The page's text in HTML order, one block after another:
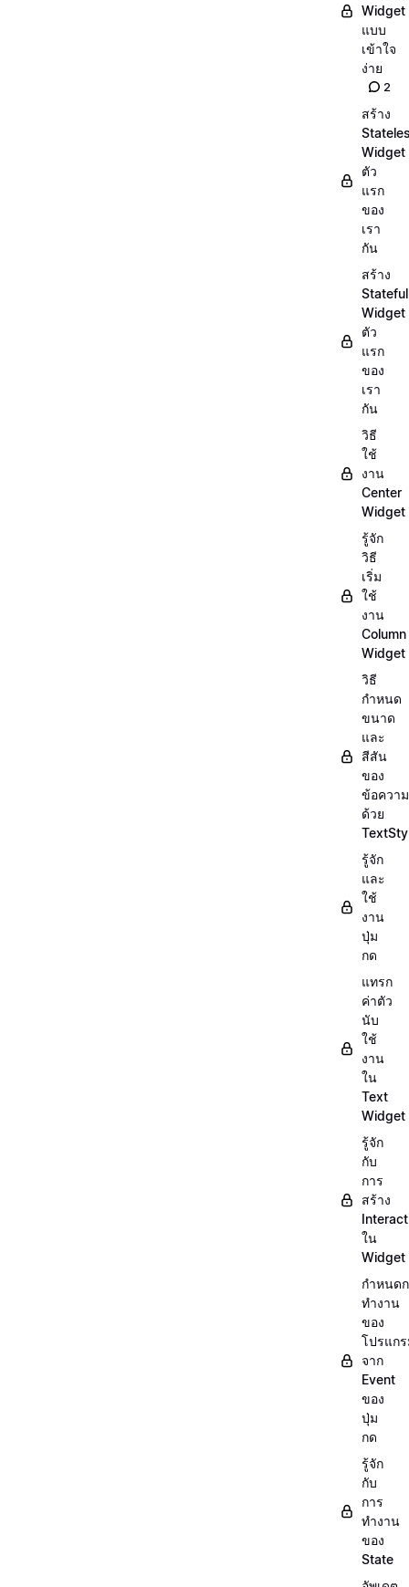
Widget
แบบ
เข้าใจ
ง่าย
2
สร้าง
Widget
ตัว
แรก
ของ
เรา
กัน
สร้าง
Stateful
Widget
ตัว
แรก
ของ
เรา
กัน
วิธี
ใช้
งาน
Center
Widget
รู้จัก
วิธี
เริ่ม
ใช้
งาน
Column
Widget
วิธี
กำหนด
ขนาด
และ
สีสัน
ของ
ข้อความ
ด้วย
รู้จัก
และ
ใช้
งาน
ปุ่ม
กด
แทรก
ค่าตัว
นับ
ใช้
งาน
ใน
Text
Widget
รู้จัก
กับ
การ
สร้าง
ใน
Widget
กำหนด
ทำงาน
ของ
โปรแก
จาก
Event
ของ
ปุ่ม
กด
รู้จัก
กับ
การ
ทำงาน
ของ
State